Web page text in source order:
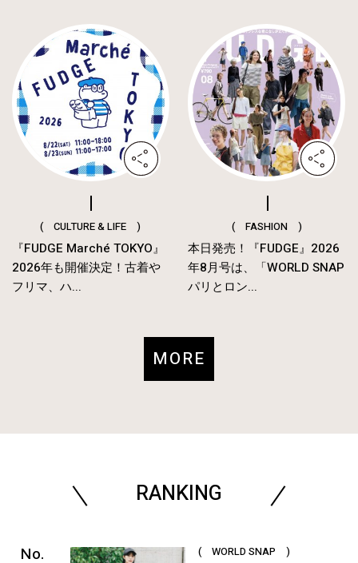
( CULTURE & LIFE )
『FUDGE Marché TOKYO』
2026年も開催決定！古着や
フリマ、ハ...
( FASHION )
本日発売！『FUDGE』2026
年8月号は、「WORLD SNAP
パリとロン...
MORE
RANKING
( WORLD SNAP )